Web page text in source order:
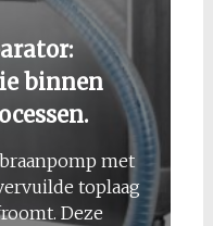
binnen
met
toplaag
Deze